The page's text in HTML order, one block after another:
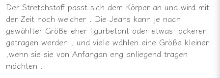
Der Stretchstoff passt sich dem Körper an und wird mit
der Zeit noch weicher . Die Jeans kann je nach
gewählter Größe eher figurbetont oder etwas lockerer
getragen werden , und viele wählen eine Größe kleiner
,wenn sie sie von Anfangan eng anliegend tragen
möchten .